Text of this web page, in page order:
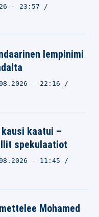
- 23:57
lempinimi
- 22:16
kausi kaatui –
spekulaatiot
- 11:45
Mohamed